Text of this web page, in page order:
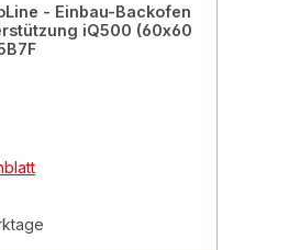
- Einbau-Backofen
iQ500 (60x60